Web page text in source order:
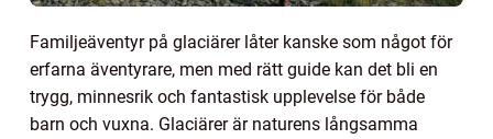
Familjeäventyr på glaciärer låter kanske som något för
erfarna äventyrare, men med rätt guide kan det bli en
trygg, minnesrik och fantastisk upplevelse för både
barn och vuxna. Glaciärer är naturens långsamma